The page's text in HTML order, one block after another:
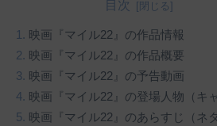
目次
映画『マイル22』の作品情報
映画『マイル22』の作品概要
映画『マイル22』の予告動画
映画『マイル22』の登場人物（キ
映画『マイル22』のあらすじ（ネ